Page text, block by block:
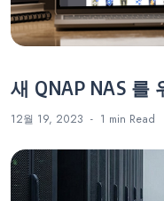
새 QNAP NAS 를
12월 19, 2023 1 min Read